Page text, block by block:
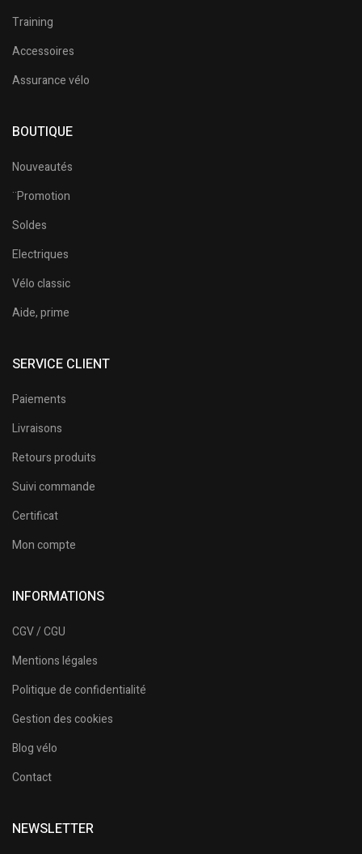
Training
Accessoires
Assurance vélo
BOUTIQUE
Nouveautés
¨Promotion
Soldes
Electriques
Vélo classic
Aide, prime
SERVICE CLIENT
Paiements
Livraisons
Retours produits
Suivi commande
Certificat
Mon compte
INFORMATIONS
CGV / CGU
Mentions légales
Politique de confidentialité
Gestion des cookies
Blog vélo
Contact
NEWSLETTER